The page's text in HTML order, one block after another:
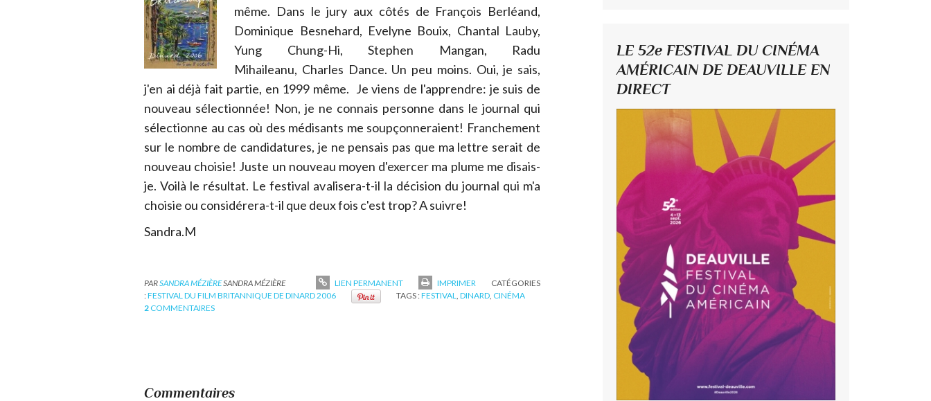
même. Dans le jury aux côtés de François Berléand,
Dominique Besnehard, Evelyne Bouix, Chantal Lauby,
Yung Chung-Hi, Stephen Mangan, Radu
Mihaileanu, Charles Dance. Un peu moins. Oui, je sais,
j'en ai déjà fait partie, en 1999 même. Je viens de l'apprendre: je suis de
nouveau sélectionnée! Non, je ne connais personne dans le journal qui
sélectionne au cas où des médisants me soupçonneraient! Franchement
sur le nombre de candidatures, je ne pensais pas que ma lettre serait de
nouveau choisie! Juste un nouveau moyen d'exercer ma plume me disais-
je. Voilà le résultat. Le festival avalisera-t-il la décision du journal qui m'a
choisie ou considérera-t-il que deux fois c'est trop? A suivre!
Sandra.M
PARSANDRA MÉZIÈRESANDRA MÉZIÈRE LIEN PERMANENT IMPRIMER
CATÉGORIES
:FESTIVAL DU FILM BRITANNIQUE DE DINARD 2006 TAGS :FESTIVAL, DINARD, CINÉMA
2 COMMENTAIRES
Commentaires
LE 52e FESTIVAL DU CINÉMA
AMÉRICAIN DE DEAUVILLE EN
DIRECT